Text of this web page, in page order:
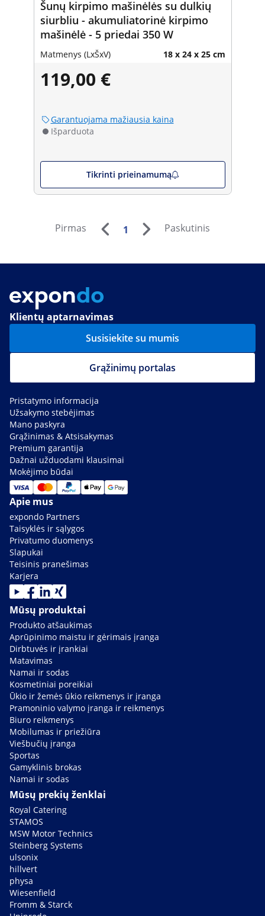
Šunų kirpimo mašinėlės su dulkių
siurbliu - akumuliatorinė kirpimo
mašinėlė - 5 priedai 350 W
Matmenys (LxŠxV) 18 x 24 x 25 cm
119,00 €
Garantuojama mažiausia kaina
Išparduota
Tikrinti prieinamumą
Pirmas 1 Paskutinis
Klientų aptarnavimas
Susisiekite su mumis
Grąžinimų portalas
Pristatymo informacija
Užsakymo stebėjimas
Mano paskyra
Grąžinimas & Atsisakymas
Premium garantija
Dažnai užduodami klausimai
Mokėjimo būdai
Apie mus
expondo Partners
Taisyklės ir sąlygos
Privatumo duomenys
Slapukai
Teisinis pranešimas
Karjera
Mūsų produktai
Produkto atšaukimas
Aprūpinimo maistu ir gėrimais įranga
Dirbtuvės ir įrankiai
Matavimas
Namai ir sodas
Kosmetiniai poreikiai
Ūkio ir žemės ūkio reikmenys ir įranga
Pramoninio valymo įranga ir reikmenys
Biuro reikmenys
Mobilumas ir priežiūra
Viešbučių įranga
Sportas
Gamyklinis brokas
Namai ir sodas
Mūsų prekių ženklai
Royal Catering
STAMOS
MSW Motor Technics
Steinberg Systems
ulsonix
hillvert
physa
Wiesenfield
Fromm & Starck